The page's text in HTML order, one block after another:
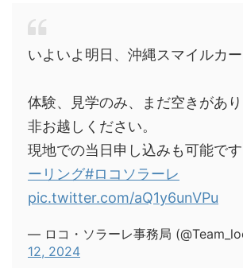
いよいよ明日、沖縄スマイルカー
体験、見学のみ、まだ空きがあ
非お越しください。
現地での当日申し込みも可能です
ーリング#ロコソラーレ
pic.twitter.com/aQ1y6unVPu
— ロコ・ソラーレ事務局
12, 2024